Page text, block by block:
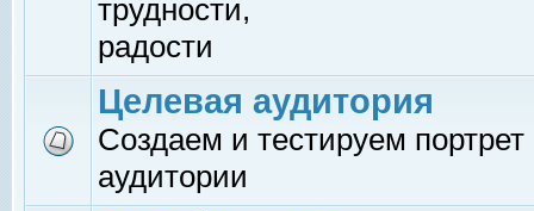
трудности,
радости
Целевая аудитория
Создаем и тестируем
аудитории